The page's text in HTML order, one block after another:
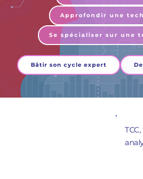
Approfondir une
Se spécialiser sur une
Bâtir son cycle expert